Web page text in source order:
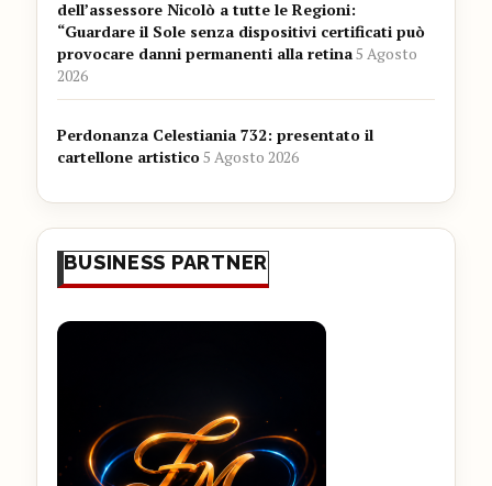
dell’assessore Nicolò a tutte le Regioni:
“Guardare il Sole senza dispositivi certificati può
provocare danni permanenti alla retina5 Agosto
2026
Perdonanza Celestiania 732: presentato il
cartellone artistico5 Agosto 2026
BUSINESS PARTNER